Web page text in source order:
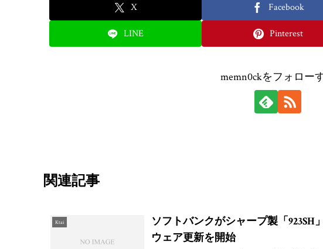
X Facebook
LINE Pinterest
memn0ckをフォロー
関連記事
Ktai
ソフトバンクがシャープ製「923SH
ウェア更新を開始